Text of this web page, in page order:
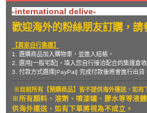
-international delive-
歡迎海外的粉絲朋友訂購，請
【買家自行集運】
1. 選購商品加入購物車，並進入結帳。
2. 選用[一般宅配]，填入您自行接洽配合的集運倉收
3. 付款方式選擇[PayPal] 完成付款後將會進行出貨
※目前所有【預購商品】皆不提供海外運送，如有
※所有顏料、溶劑、噴漆罐、膠水等等液
供海外運送，如有下單將視為不成立。